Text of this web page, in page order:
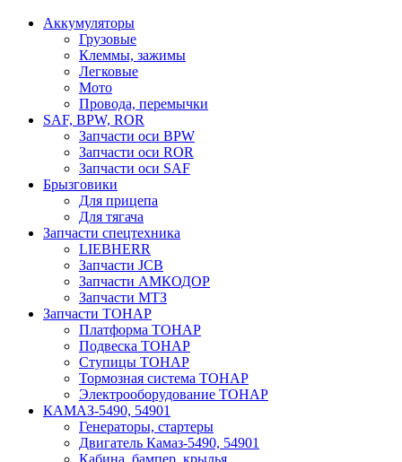
Аккумуляторы
Грузовые
Клеммы, зажимы
Легковые
Мото
Провода, перемычки
SAF, BPW, ROR
Запчасти оси BPW
Запчасти оси ROR
Запчасти оси SAF
Брызговики
Для прицепа
Для тягача
Запчасти спецтехника
LIEBHERR
Запчасти JCB
Запчасти АМКОДОР
Запчасти МТЗ
Запчасти ТОНАР
Платформа ТОНАР
Подвеска ТОНАР
Ступицы ТОНАР
Тормозная система ТОНАР
Электрооборудование ТОНАР
КАМАЗ-5490, 54901
Генераторы, стартеры
Двигатель Камаз-5490, 54901
Кабина, бампер, крылья